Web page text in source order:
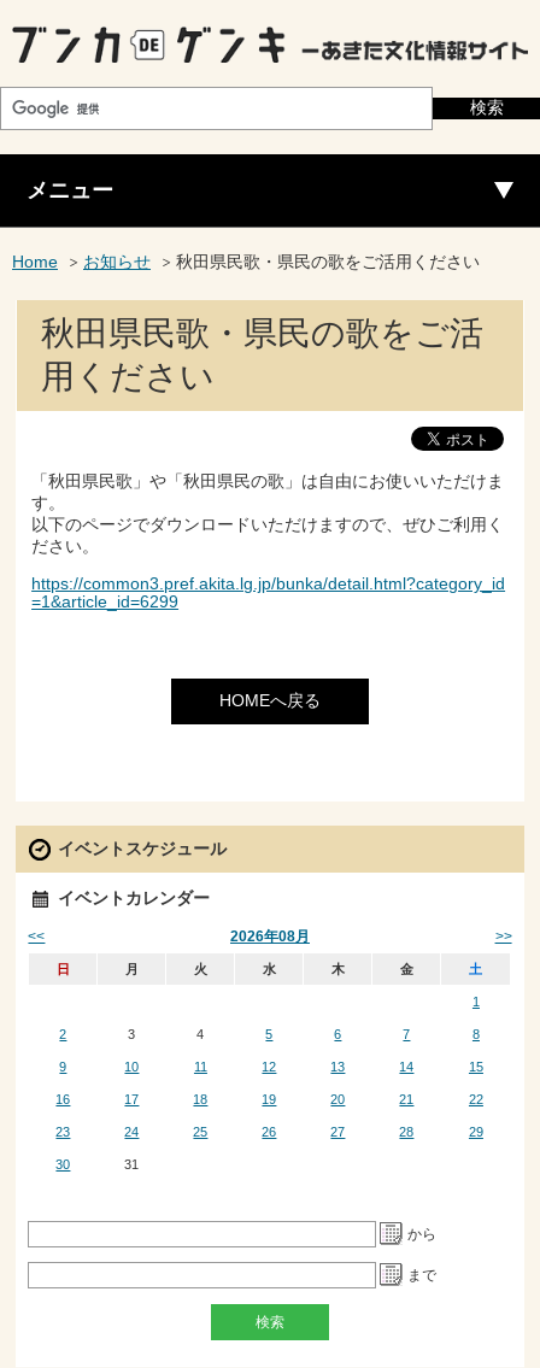
メニュー
Home お知らせ 秋田県民歌・県民の歌をご活用ください
秋田県民歌・県民の歌をご活
用ください
「秋田県民歌」や「秋田県民の歌」は自由にお使いいただけま
す。
以下のページでダウンロードいただけますので、ぜひご利用く
ださい。
https://common3.pref.akita.lg.jp/bunka/detail.html?category_id
=1&article_id=6299
HOMEへ戻る
イベントスケジュール
イベントカレンダー
2026年08月
<< >>
日 月 火 水 木 金 土
1
2 3 4 5 6 7 8
9 10 11 12 13 14 15
16 17 18 19 20 21 22
23 24 25 26 27 28 29
30 31
から
まで